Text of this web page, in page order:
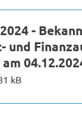
-
und
kB